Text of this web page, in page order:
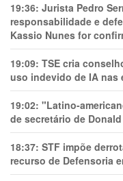
19:36: Jurista Pedro
responsabilidade e
Kassio Nunes for
19:09: TSE cria
uso indevido de IA nas
19:02: "Latino-
de secretário de
18:37: STF impõe
recurso de Defensoria